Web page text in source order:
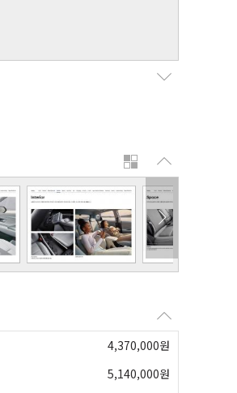
4,370,000원
5,140,000원